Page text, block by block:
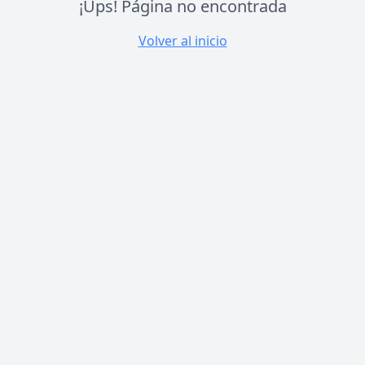
¡Ups! Página no encontrada
Volver al inicio